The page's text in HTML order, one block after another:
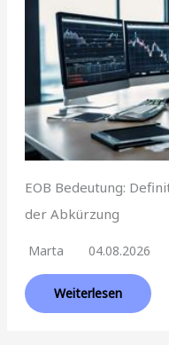
EOB Bedeutung:
der Abkürzung
Marta 04.08.2026
Weiterlesen